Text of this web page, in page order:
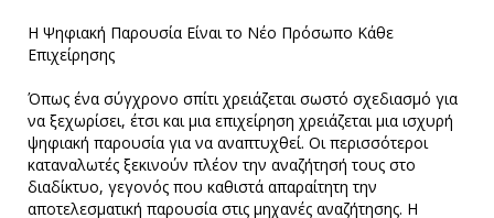
Η Ψηφιακή Παρουσία Είναι το Νέο Πρόσωπο Κάθε
Επιχείρησης
Όπως ένα σύγχρονο σπίτι χρειάζεται σωστό σχεδιασμό για
να ξεχωρίσει, έτσι και μια επιχείρηση χρειάζεται μια ισχυρή
ψηφιακή παρουσία για να αναπτυχθεί. Οι περισσότεροι
καταναλωτές ξεκινούν πλέον την αναζήτησή τους στο
διαδίκτυο, γεγονός που καθιστά απαραίτητη την
αποτελεσματική παρουσία στις μηχανές αναζήτησης. Η